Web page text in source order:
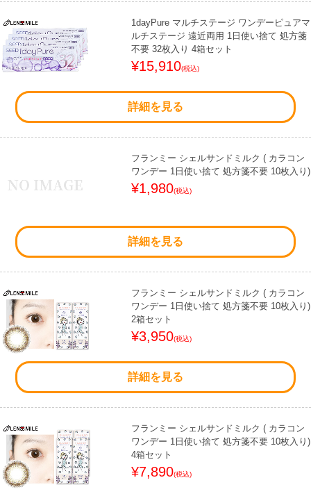
1dayPure マルチステージ ワンデーピュアマ
ルチステージ 遠近両用 1日使い捨て 処方箋
不要 32枚入り 4箱セット
¥15,910(税込)
詳細を見る
フランミー シェルサンドミルク ( カラコン
ワンデー 1日使い捨て 処方箋不要 10枚入り)
¥1,980(税込)
詳細を見る
フランミー シェルサンドミルク ( カラコン
ワンデー 1日使い捨て 処方箋不要 10枚入り)
2箱セット
¥3,950(税込)
詳細を見る
フランミー シェルサンドミルク ( カラコン
ワンデー 1日使い捨て 処方箋不要 10枚入り)
4箱セット
¥7,890(税込)